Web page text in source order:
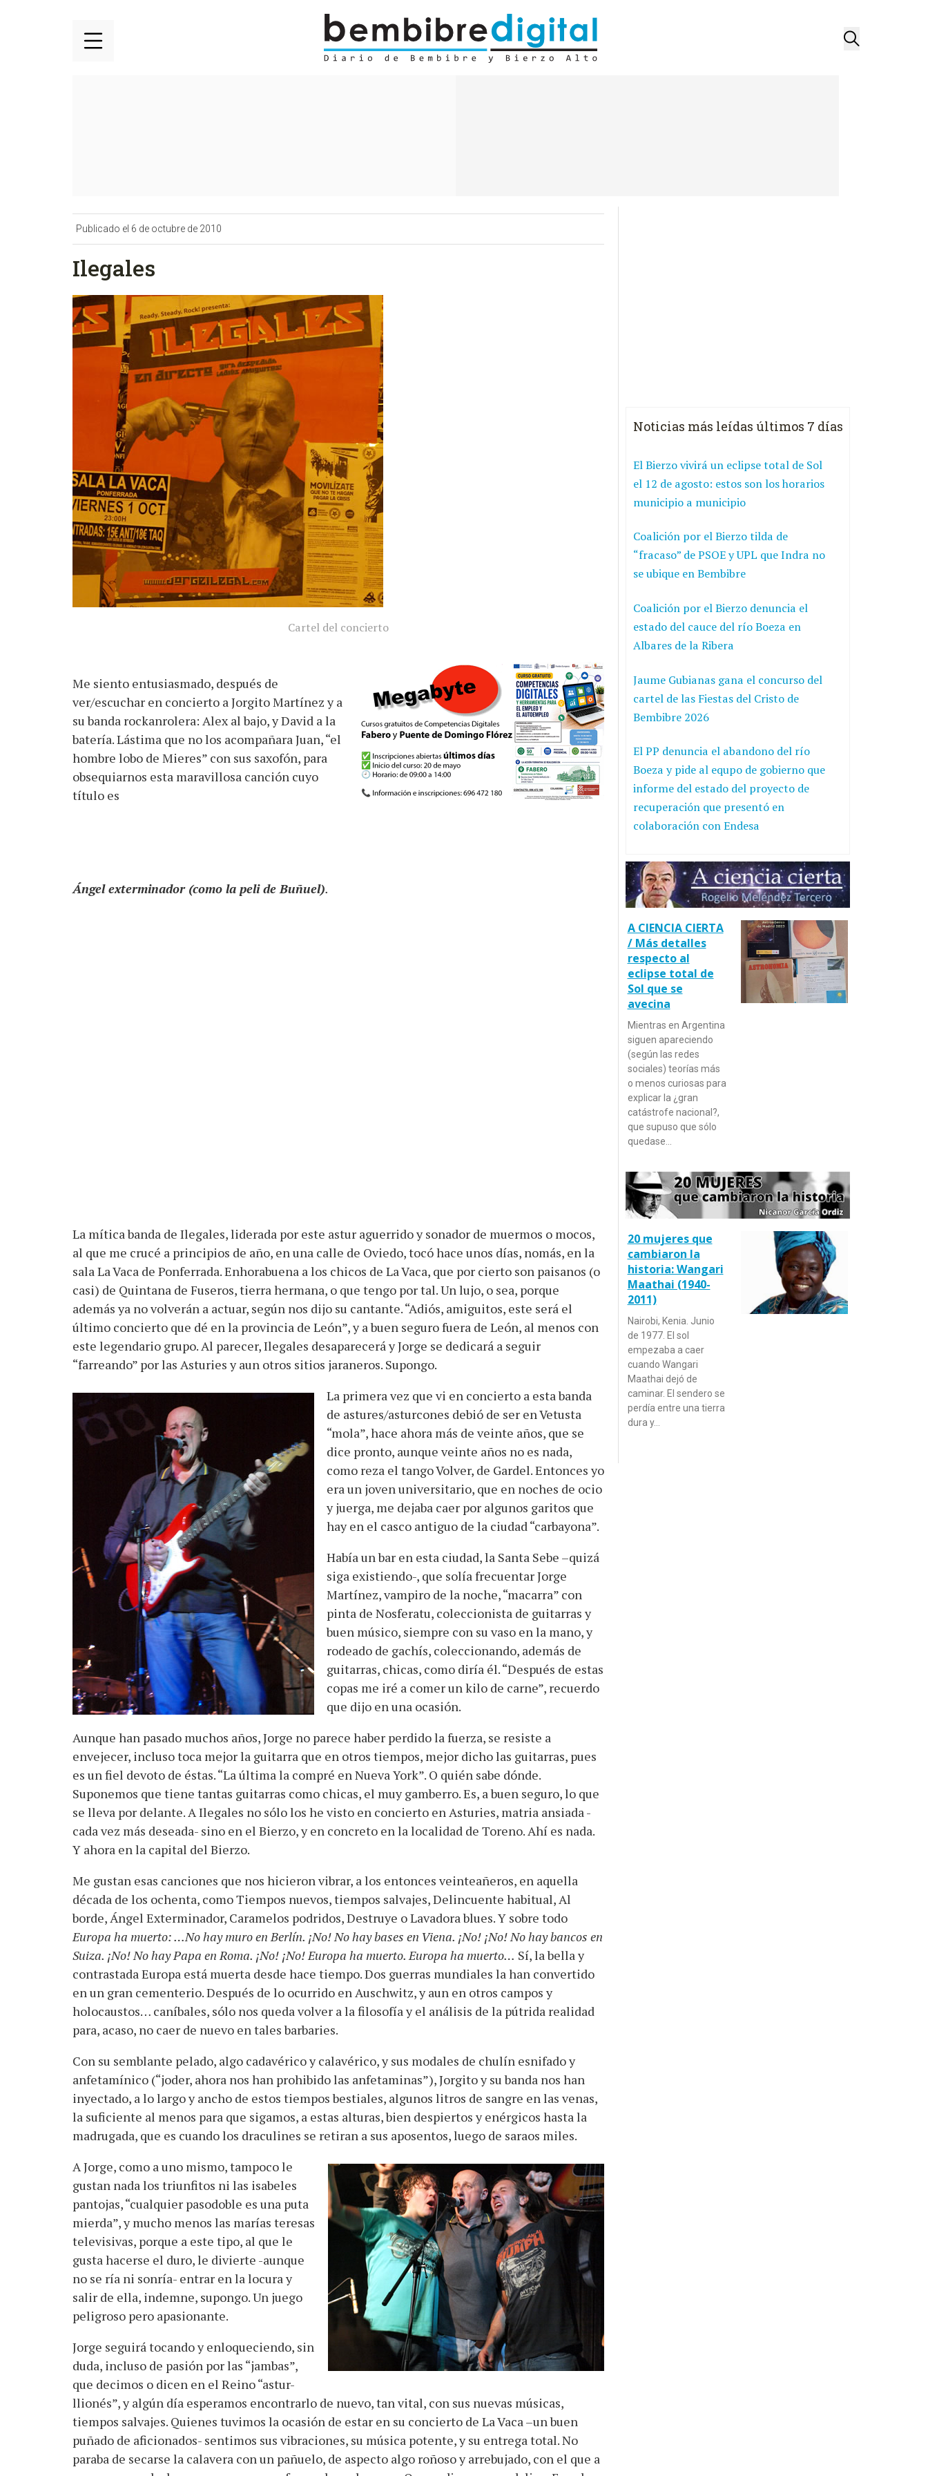
Publicado el 6 de octubre de 2010
Ilegales
Cartel del concierto
Me siento entusiasmado, después de
ver/escuchar en concierto a Jorgito Martínez y a
su banda rockanrolera: Alex al bajo, y David a la
batería. Lástima que no los acompañara Juan, “el
hombre lobo de Mieres” con sus saxofón, para
obsequiarnos esta maravillosa canción cuyo
título es
Ángel exterminador (como la peli de Buñuel).
La mítica banda de Ilegales, liderada por este astur aguerrido y sonador de muermos o mocos,
al que me crucé a principios de año, en una calle de Oviedo, tocó hace unos días, nomás, en la
sala La Vaca de Ponferrada. Enhorabuena a los chicos de La Vaca, que por cierto son paisanos (o
casi) de Quintana de Fuseros, tierra hermana, o que tengo por tal. Un lujo, o sea, porque
además ya no volverán a actuar, según nos dijo su cantante. “Adiós, amiguitos, este será el
último concierto que dé en la provincia de León”, y a buen seguro fuera de León, al menos con
este legendario grupo. Al parecer, Ilegales desaparecerá y Jorge se dedicará a seguir
“farreando” por las Asturies y aun otros sitios jaraneros. Supongo.
La primera vez que vi en concierto a esta banda
de astures/asturcones debió de ser en Vetusta
“mola”, hace ahora más de veinte años, que se
dice pronto, aunque veinte años no es nada,
como reza el tango Volver, de Gardel. Entonces yo
era un joven universitario, que en noches de ocio
y juerga, me dejaba caer por algunos garitos que
hay en el casco antiguo de la ciudad “carbayona”.
Había un bar en esta ciudad, la Santa Sebe –quizá
siga existiendo-, que solía frecuentar Jorge
Martínez, vampiro de la noche, “macarra” con
pinta de Nosferatu, coleccionista de guitarras y
buen músico, siempre con su vaso en la mano, y
rodeado de gachís, coleccionando, además de
guitarras, chicas, como diría él. “Después de estas
copas me iré a comer un kilo de carne”, recuerdo
que dijo en una ocasión.
Aunque han pasado muchos años, Jorge no parece haber perdido la fuerza, se resiste a
envejecer, incluso toca mejor la guitarra que en otros tiempos, mejor dicho las guitarras, pues
es un fiel devoto de éstas. “La última la compré en Nueva York”. O quién sabe dónde.
Suponemos que tiene tantas guitarras como chicas, el muy gamberro. Es, a buen seguro, lo que
se lleva por delante. A Ilegales no sólo los he visto en concierto en Asturies, matria ansiada -
cada vez más deseada- sino en el Bierzo, y en concreto en la localidad de Toreno. Ahí es nada.
Y ahora en la capital del Bierzo.
Me gustan esas canciones que nos hicieron vibrar, a los entonces veinteañeros, en aquella
década de los ochenta, como Tiempos nuevos, tiempos salvajes, Delincuente habitual, Al
borde, Ángel Exterminador, Caramelos podridos, Destruye o Lavadora blues. Y sobre todo
Europa ha muerto: …No hay muro en Berlín. ¡No! No hay bases en Viena. ¡No! ¡No! No hay bancos en
Suiza. ¡No! No hay Papa en Roma. ¡No! ¡No! Europa ha muerto. Europa ha muerto… Sí, la bella y
contrastada Europa está muerta desde hace tiempo. Dos guerras mundiales la han convertido
en un gran cementerio. Después de lo ocurrido en Auschwitz, y aun en otros campos y
holocaustos… caníbales, sólo nos queda volver a la filosofía y el análisis de la pútrida realidad
para, acaso, no caer de nuevo en tales barbaries.
Con su semblante pelado, algo cadavérico y calavérico, y sus modales de chulín esnifado y
anfetamínico (“joder, ahora nos han prohibido las anfetaminas”), Jorgito y su banda nos han
inyectado, a lo largo y ancho de estos tiempos bestiales, algunos litros de sangre en las venas,
la suficiente al menos para que sigamos, a estas alturas, bien despiertos y enérgicos hasta la
madrugada, que es cuando los draculines se retiran a sus aposentos, luego de saraos miles.
A Jorge, como a uno mismo, tampoco le
gustan nada los triunfitos ni las isabeles
pantojas, “cualquier pasodoble es una puta
mierda”, y mucho menos las marías teresas
televisivas, porque a este tipo, al que le
gusta hacerse el duro, le divierte -aunque
no se ría ni sonría- entrar en la locura y
salir de ella, indemne, supongo. Un juego
peligroso pero apasionante.
Jorge seguirá tocando y enloqueciendo, sin
duda, incluso de pasión por las “jambas”,
que decimos o dicen en el Reino “astur-
llionés”, y algún día esperamos encontrarlo de nuevo, tan vital, con sus nuevas músicas,
tiempos salvajes. Quienes tuvimos la ocasión de estar en su concierto de La Vaca –un buen
puñado de aficionados- sentimos sus vibraciones, su música potente, y su entrega total. No
paraba de secarse la calavera con un pañuelo, de aspecto algo roñoso y arrebujado, con el que a
Noticias más leídas últimos 7 días
El Bierzo vivirá un eclipse total de Sol
el 12 de agosto: estos son los horarios
municipio a municipio
Coalición por el Bierzo tilda de
“fracaso” de PSOE y UPL que Indra no
se ubique en Bembibre
Coalición por el Bierzo denuncia el
estado del cauce del río Boeza en
Albares de la Ribera
Jaume Gubianas gana el concurso del
cartel de las Fiestas del Cristo de
Bembibre 2026
El PP denuncia el abandono del río
Boeza y pide al equpo de gobierno que
informe del estado del proyecto de
recuperación que presentó en
colaboración con Endesa
A CIENCIA CIERTA
/ Más detalles
respecto al
eclipse total de
Sol que se
avecina
Mientras en Argentina
siguen apareciendo
(según las redes
sociales) teorías más
o menos curiosas para
explicar la ¿gran
catástrofe nacional?,
que supuso que sólo
quedase…
20 mujeres que
cambiaron la
historia: Wangari
Maathai (1940-
2011)
Nairobi, Kenia. Junio
de 1977. El sol
empezaba a caer
cuando Wangari
Maathai dejó de
caminar. El sendero se
perdía entre una tierra
dura y…